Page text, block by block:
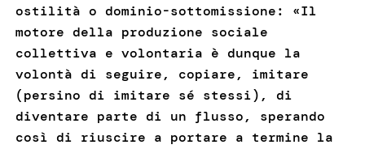
ostilità o dominio-sottomissione: «Il
motore della produzione sociale
collettiva e volontaria è dunque la
volontà di seguire, copiare, imitare
(persino di imitare sé stessi), di
diventare parte di un flusso, sperando
così di riuscire a portare a termine la